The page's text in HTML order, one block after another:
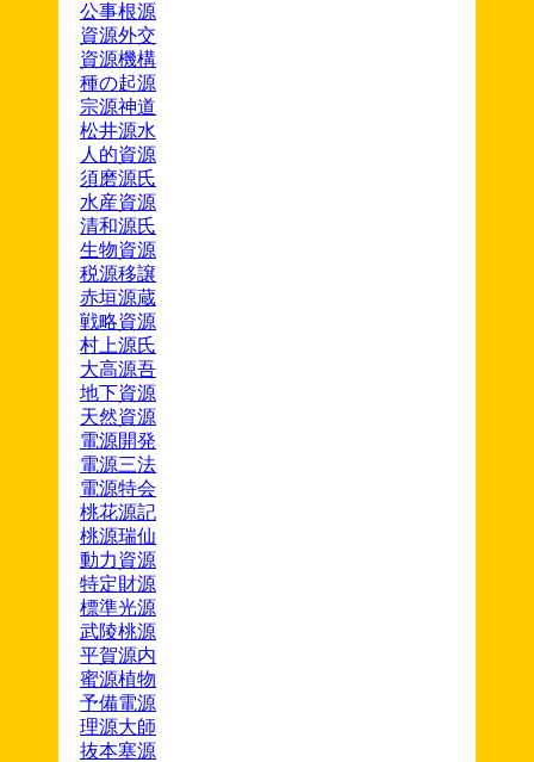
公事根源
資源外交
資源機構
種の起源
宗源神道
松井源水
人的資源
須磨源氏
水産資源
清和源氏
生物資源
税源移譲
赤垣源蔵
戦略資源
村上源氏
大高源吾
地下資源
天然資源
電源開発
電源三法
電源特会
桃花源記
桃源瑞仙
動力資源
特定財源
標準光源
武陵桃源
平賀源内
蜜源植物
予備電源
理源大師
抜本塞源